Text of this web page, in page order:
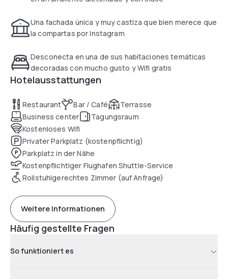
Una fachada única y muy castiza que bien merece que
la compartas por Instagram
Desconecta en una de sus habitaciones temáticas
decoradas con mucho gusto y Wifi gratis
Hotelausstattungen
Restaurant Bar / Café
Terrasse
Business center
Tagungsraum
Kostenloses Wifi
Privater Parkplatz (kostenpflichtig)
Parkplatz in der Nähe
Kostenpflichtiger Flughafen Shuttle-Service
Rollstuhlgerechtes Zimmer (auf Anfrage)
Weitere Informationen
Häufig gestellte Fragen
So funktioniert es